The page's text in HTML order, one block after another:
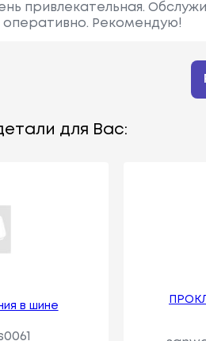
привлекательная.
Рекомендую!
для Вас:
в шине